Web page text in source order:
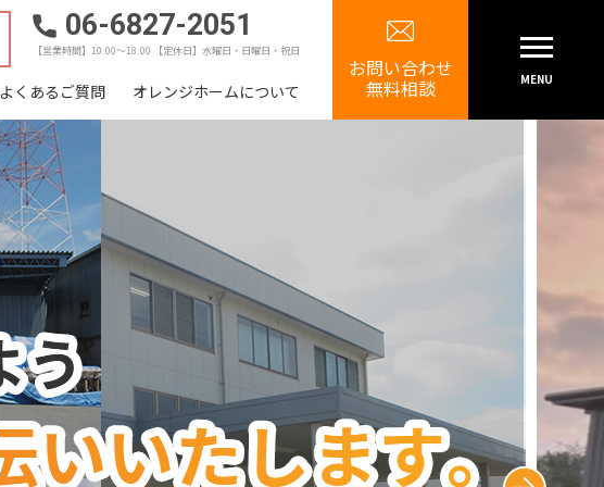
06-6827-2051
【営業時間】10:00～18:00 【定休日】水曜日・日曜日・祝日
よくあるご質問 オレンジホームについて
お問い合わせ
無料相談 MENU